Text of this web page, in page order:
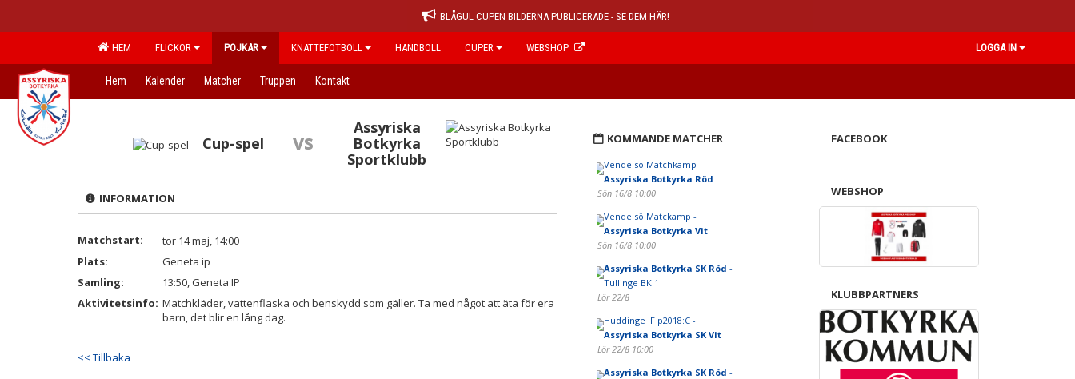
BLÅGUL CUPEN BILDERNA PUBLICERADE - SE DEM HÄR!
HEM FLICKOR POJKAR KNATTEFOTBOLL HANDBOLL CUPER WEBSHOP LOGGA IN
Hem Kalender Matcher Truppen Kontakt
Cup-spel vs
Assyriska
Botkyrka
Sportklubb
INFORMATION
Matchstart:
tor 14 maj, 14:00
Plats:
Geneta ip
Samling:
13:50, Geneta IP
Aktivitetsinfo: Matchkläder, vattenflaska och benskydd som gäller. Ta med något att äta för era
barn, det blir en lång dag.
<< Tillbaka
KOMMANDE MATCHER
Vendelsö Matchkamp -
Assyriska Botkyrka Röd
Sön 16/8 10:00
Vendelsö Matckamp -
Assyriska Botkyrka Vit
Sön 16/8 10:00
Assyriska Botkyrka SK Röd -
Tullinge BK 1
Lör 22/8
Huddinge IF p2018:C -
Assyriska Botkyrka SK Vit
Lör 22/8 10:00
Assyriska Botkyrka SK Röd -
FACEBOOK
WEBSHOP
KLUBBPARTNERS